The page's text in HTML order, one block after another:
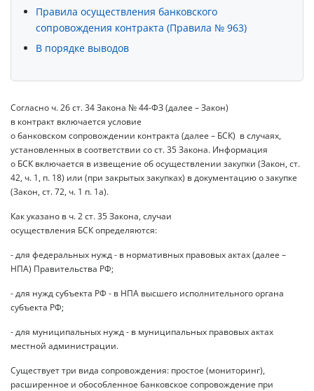
Правила осуществления банковского
сопровождения контракта (Правила № 963)
В порядке выводов
Согласно ч. 26 ст. 34 Закона № 44-ФЗ (далее – Закон)
в контракт включается условие
о банковском сопровождении контракта (далее – БСК) в случаях,
установленных в соответствии со ст. 35 Закона. Информация
о БСК включается в извещение об осуществлении закупки (Закон, ст.
42, ч. 1, п. 18) или (при закрытых закупках) в документацию о закупке
(Закон, ст. 72, ч. 1 п. 1а).
Как указано в ч. 2 ст. 35 Закона, случаи
осуществления БСК определяются:
- для федеральных нужд - в нормативных правовых актах (далее –
НПА) Правительства РФ;
- для нужд субъекта РФ - в НПА высшего исполнительного органа
субъекта РФ;
- для муниципальных нужд - в муниципальных правовых актах
местной администрации.
Существует три вида сопровождения: простое (мониторинг),
расширенное и обособленное банковское сопровождение при